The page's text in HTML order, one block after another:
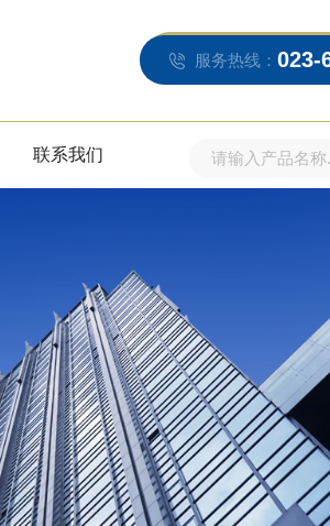
服务热线： 023-
联系我们